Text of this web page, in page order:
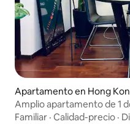
Apartamento en Hong
Amplio apartamento de 1
Familiar · Calidad-precio ·